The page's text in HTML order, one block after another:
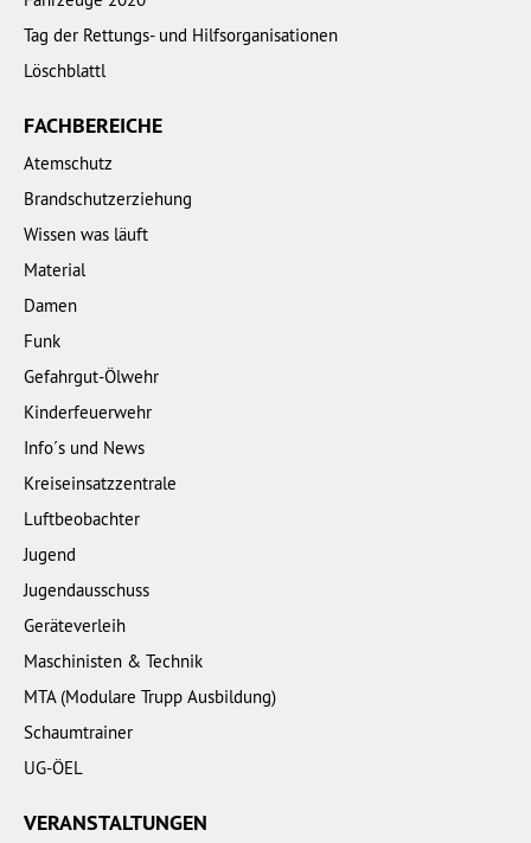
Tag der Rettungs- und Hilfsorganisationen
Löschblattl
FACHBEREICHE
Atemschutz
Brandschutzerziehung
Wissen was läuft
Material
Damen
Funk
Gefahrgut-Ölwehr
Kinderfeuerwehr
Info´s und News
Kreiseinsatzzentrale
Luftbeobachter
Jugend
Jugendausschuss
Geräteverleih
Maschinisten & Technik
MTA (Modulare Trupp Ausbildung)
Schaumtrainer
UG-ÖEL
VERANSTALTUNGEN